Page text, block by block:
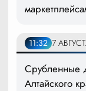
11:32 7
Срубленные
Алтайского